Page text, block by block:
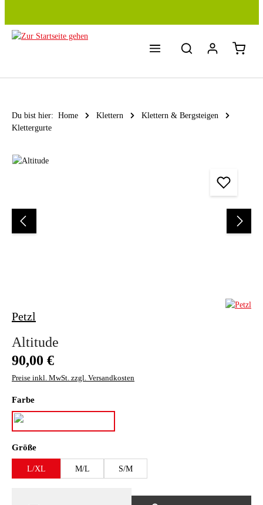
Du bist hier: Home Klettern
Klettern & Bergsteigen
Klettergurte
Bildergalerie überspringen
Petzl
Altitude
Regulärer Preis:
90,00 €
Preise inkl. MwSt. zzgl. Versandkosten
Farbeauswählen
Größeauswählen
L/XL M/L S/M